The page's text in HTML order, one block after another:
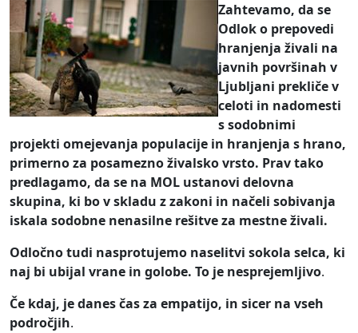
Zahtevamo, da se
Odlok o prepovedi
hranjenja živali na
javnih površinah v
Ljubljani prekliče v
celoti in nadomesti
s sodobnimi
projekti omejevanja populacije in hranjenja s hrano,
primerno za posamezno živalsko vrsto. Prav tako
predlagamo, da se na MOL ustanovi delovna
skupina, ki bo v skladu z zakoni in načeli sobivanja
iskala sodobne nenasilne rešitve za mestne živali.
Odločno tudi nasprotujemo naselitvi sokola selca, ki
naj bi ubijal vrane in golobe. To je nesprejemljivo.
Če kdaj, je danes čas za empatijo, in sicer na vseh
področjih.